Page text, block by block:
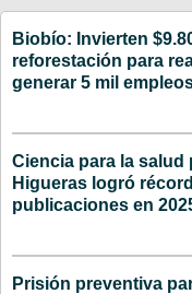
Biobío: Invierten
reforestación para
generar 5 mil
Ciencia para la
Higueras logró
publicaciones en
Prisión preventiva